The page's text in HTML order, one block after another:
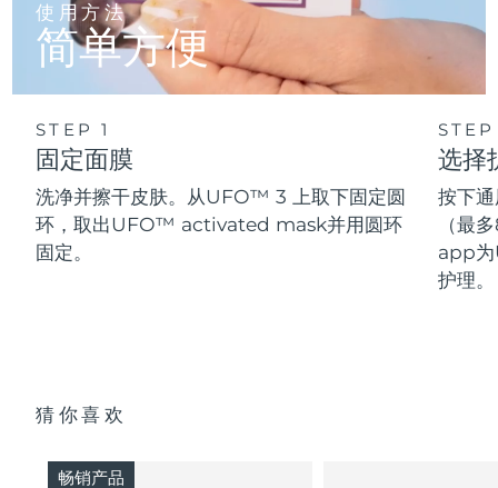
使用方法
简单方便
STEP 1
固定面膜
洗净并擦干皮肤。从UFO™ 3 上取下固定圆
环，取出UFO™ activated mask并用圆环
固定。
选择
按下
（最
app
护理。
猜你喜欢
畅销产品